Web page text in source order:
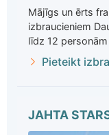
Mājīgs un ērts
izbraucieniem
līdz 12 personām
Pieteikt
JAHTA